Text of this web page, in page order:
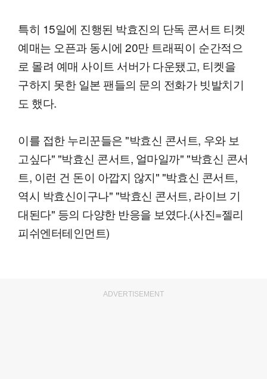
특히 15일에 진행된 박효진의 단독 콘서트 티켓
예매는 오픈과 동시에 20만 트래픽이 순간적으
로 몰려 예매 사이트 서버가 다운됐고, 티켓을
구하지 못한 일본 팬들의 문의 전화가 빗발치기
도 했다.
이를 접한 누리꾼들은 "박효신 콘서트, 우와 보
고싶다" "박효신 콘서트, 얼마일까" "박효신 콘서
트, 이런 건 돈이 아깝지 않지" "박효신 콘서트,
역시 박효신이구나" "박효신 콘서트, 라이브 기
대된다" 등의 다양한 반응을 보였다.(사진=젤리
피쉬엔터테인먼트)
ADVERTISEMENT